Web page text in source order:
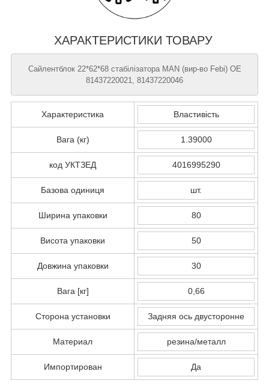
ХАРАКТЕРИСТИКИ ТОВАРУ
Сайлентблок 22*62*68 стабілізатора MAN (вир-во Febi) OE
81437220021, 81437220046
Характеристика Властивість
Вага (кг) 1.39000
код УКТЗЕД 4016995290
Базова одиниця шт.
Ширина упаковки 80
Висота упаковки 50
Довжина упаковки 30
Вага [кг] 0,66
Сторона установки Задняя ось двусторонне
Материал резина/металл
Импортирован Да